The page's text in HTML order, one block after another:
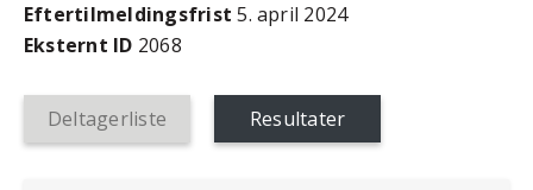
Efter­tilmeldings­frist 5. april 2024
Eksternt ID 2068
Deltagerliste Resultater